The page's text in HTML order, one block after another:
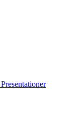
Presentationer